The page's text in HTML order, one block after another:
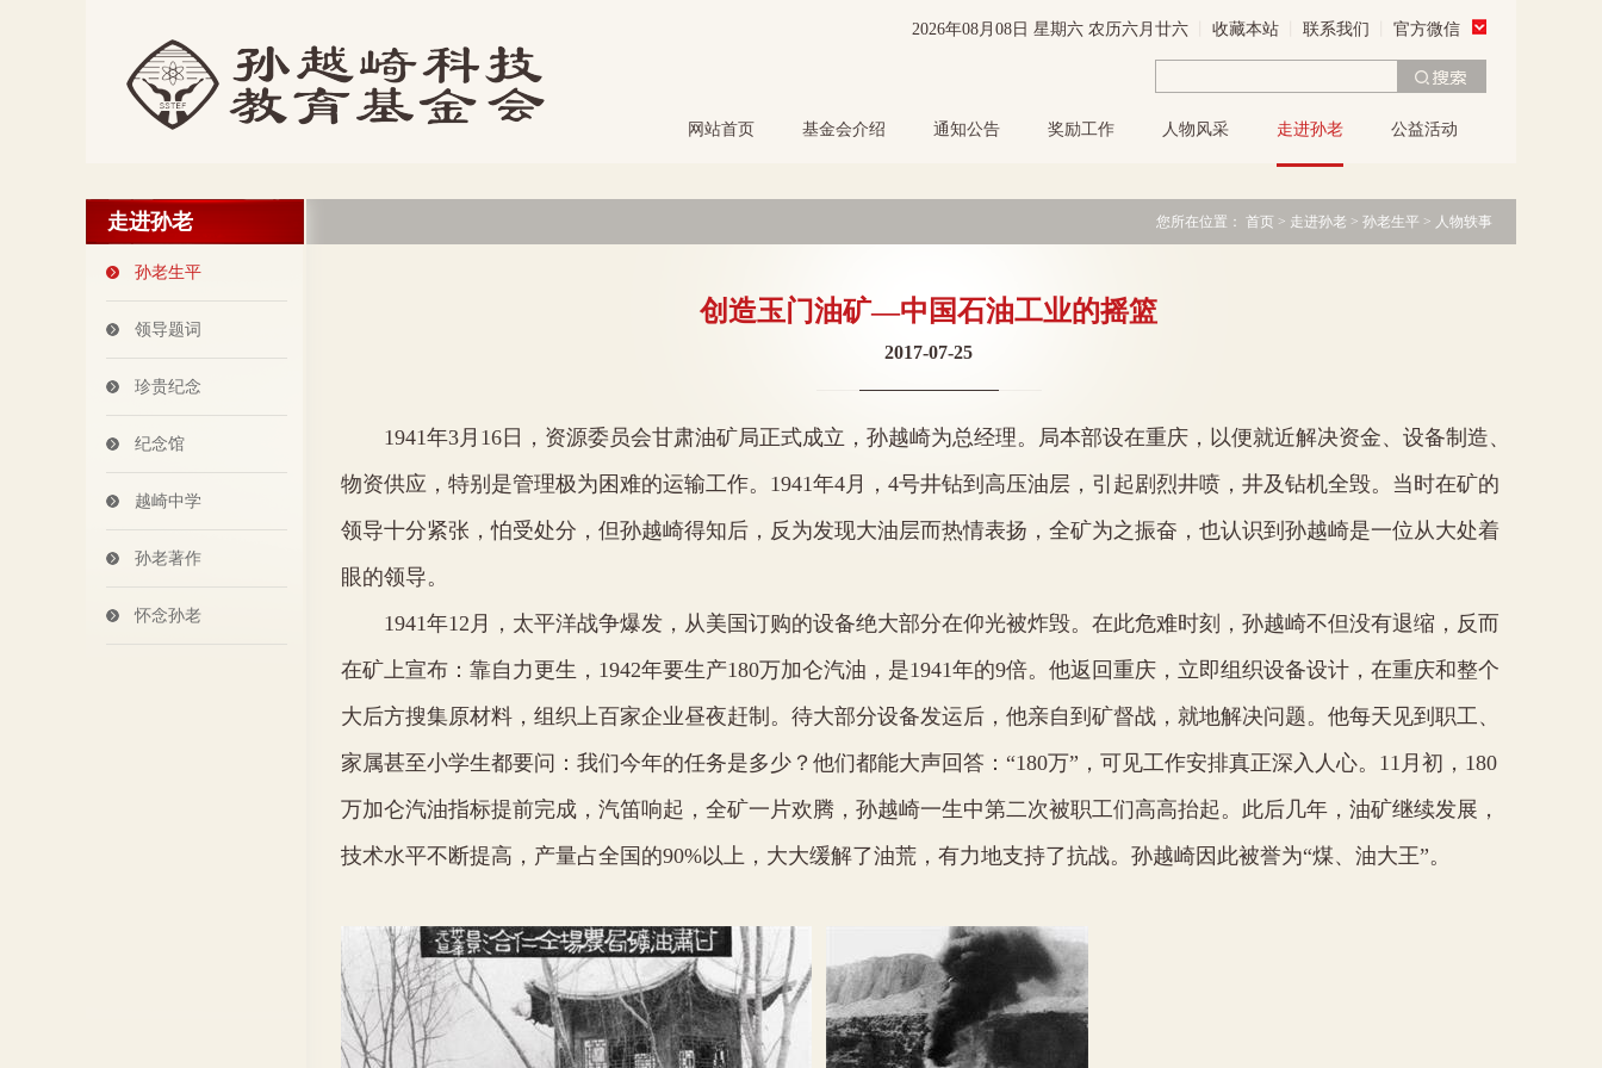
2026年08月08日 星期六 农历六月廿六 收藏本站 联系我们 官方微信
网站首页 基金会介绍 通知公告 奖励工作 人物风采 走进孙老 公益活动
走进孙老
孙老生平
领导题词
珍贵纪念
纪念馆
越崎中学
孙老著作
怀念孙老
您所在位置： 首页 > 走进孙老 > 孙老生平 > 人物轶事
创造玉门油矿—中国石油工业的摇篮
2017-07-25
1941年3月 16 日，资源委员会甘肃油矿局正式成立，孙越崎为总经理。局本部设在重庆，以便就近解决资金、设备制造、
物资供应，特别是管理极为困难的运输工作。 1941年4月， 4号井钻到高压油层，引起剧烈井喷，井及钻机全毁。当时在矿的
领导十分紧张，怕受处分，但孙越崎得知后，反为发现大油层而热情表扬，全矿为之振奋，也认识到孙越崎是一位从大处着
眼的领导。
1941年12 月，太平洋战争爆发，从美国订购的设备绝大部分在仰光被炸毁。在此危难时刻，孙越崎不但没有退缩，反而
在矿上宣布：靠自力更生， 1942年要生产180万加仑汽油，是1941年的9倍。他返回重庆，立即组织设备设计，在重庆和整个
大后方搜集原材料，组织上百家企业昼夜赶制。待大部分设备发运后，他亲自到矿督战，就地解决问题。他每天见到职工、
家属甚至小学生都要问：我们今年的任务是多少？他们都能大声回答：“180万”，可见工作安排真正深入人心。 11 月初， 180
万加仑汽油指标提前完成，汽笛响起，全矿一片欢腾，孙越崎一生中第二次被职工们高高抬起。此后几年，油矿继续发展，
技术水平不断提高，产量占全国的90%以上，大大缓解了油荒，有力地支持了抗战。孙越崎因此被誉为“煤、油大王”。